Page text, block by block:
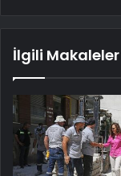
İlgili Makaleler